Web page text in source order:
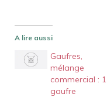
A lire aussi
Gaufres,
mélange
commercial : 1
gaufre